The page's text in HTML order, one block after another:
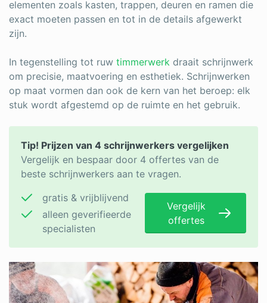
elementen zoals kasten, trappen, deuren en ramen die
exact moeten passen en tot in de details afgewerkt
zijn.
In tegenstelling tot ruw timmerwerk draait schrijnwerk
om precisie, maatvoering en esthetiek. Schrijnwerken
op maat vormen dan ook de kern van het beroep: elk
stuk wordt afgestemd op de ruimte en het gebruik.
Tip! Prijzen van 4 schrijnwerkers vergelijken
Vergelijk en bespaar door 4 offertes van de
beste schrijnwerkers aan te vragen.
gratis & vrijblijvend
alleen geverifieerde
specialisten
Vergelijk
offertes